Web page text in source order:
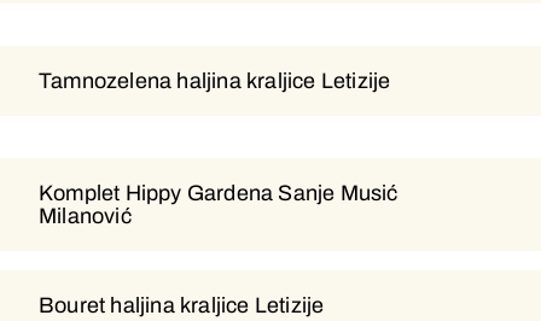
Tamnozelena haljina kraljice Letizije
Komplet Hippy Gardena Sanje Musić
Milanović
Bouret haljina kraljice Letizije
Tamnozelena haljina kraljice Letizije
Komplet Hippy Gardena Sanje
Musić Milanović
Bouret haljina kraljice Letizije